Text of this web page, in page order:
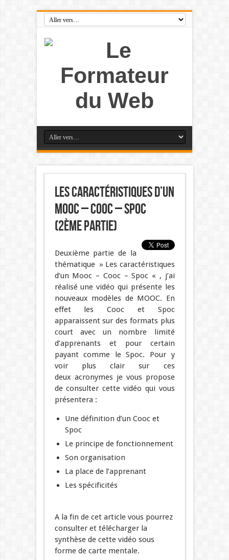
Les caractéristiques d’un
Mooc – Cooc – Spoc
(2ème partie)
Deuxième partie de la
thématique » Les caractéristiques
d’un Mooc – Cooc – Spoc « , j’ai
réalisé une vidéo qui présente les
nouveaux modèles de MOOC. En
effet les Cooc et Spoc
apparaissent sur des formats plus
court avec un nombre limité
d’apprenants et pour certain
payant comme le Spoc. Pour y
voir plus clair sur ces
deux acronymes je vous propose
de consulter cette vidéo qui vous
présentera :
Une définition d’un Cooc et
Spoc
Le principe de fonctionnement
Son organisation
La place de l’apprenant
Les spécificités
A la fin de cet article vous pourrez
consulter et télécharger la
synthèse de cette vidéo sous
forme de carte mentale.